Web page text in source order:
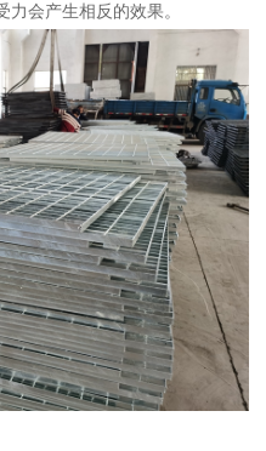
会产生相反的效果。